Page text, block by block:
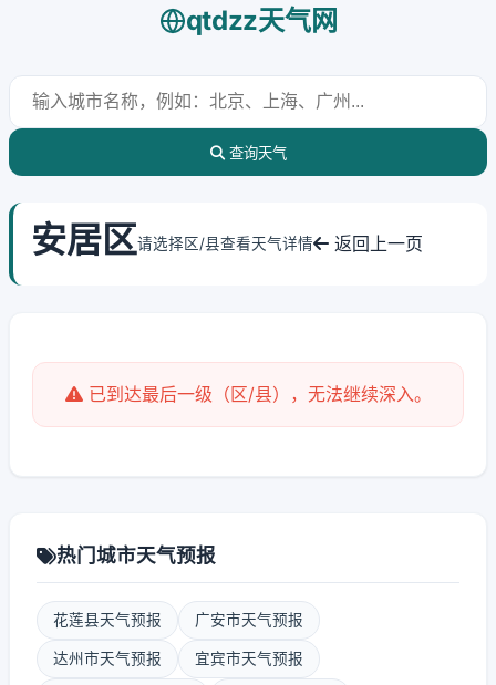
qtdzz天气网
查询天气
安居区请选择区/县查看天气详情 返回上一页
已到达最后一级（区/县），无法继续深入。
热门城市天气预报
花莲县天气预报 广安市天气预报
达州市天气预报 宜宾市天气预报